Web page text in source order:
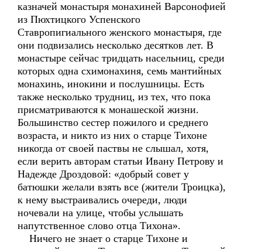
казначей монастыря монахиней Варсонофией
из Пюхтицкого Успенского
Ставропигиального женского монастыря, где
они подвизались несколько десятков лет. В
монастыре сейчас тридцать насельниц, среди
которых одна схимонахиня, семь мантийных
монахинь, инокини и послушницы. Есть
также несколько трудниц, из тех, что пока
присматриваются к монашеской жизни.
Большинство сестер пожилого и среднего
возраста, и никто из них о старце Тихоне
никогда от своей паствы не слышал, хотя,
если верить авторам статьи Ивану Петрову и
Надежде Дроздовой: «добрый совет у
батюшки желали взять все (жители Троицка),
к нему выстраивались очереди, люди
ночевали на улице, чтобы услышать
напутственное слово отца Тихона».
Ничего не знает о старце Тихоне и